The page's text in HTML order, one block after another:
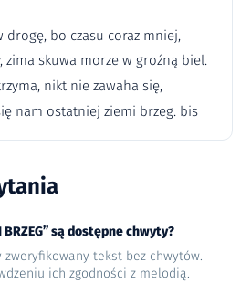
drogę, bo czasu coraz mniej,
zima skuwa morze w groźną biel.
nikt nie zawaha się,
nam ostatniej ziemi brzeg. bis
BRZEG” są dostępne chwyty?
tekst bez chwytów.
ich zgodności z melodią.